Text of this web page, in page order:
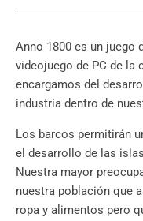
Anno 1800 es un juego
videojuego de PC de la
encargamos del
industria dentro de
Los barcos permitirán
el desarrollo de las
Nuestra mayor
nuestra población que
ropa y alimentos pero